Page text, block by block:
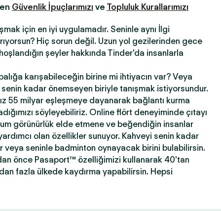
Güvenlik İpuçlarımızı ve Topluluk Kurallarımızı
için en iyi uygulamadır. Seninle aynı İlgi
Hiç sorun değil. Uzun yol gezilerinden gece
şeyler hakkında Tinder'da insanlarla
karışabileceğin birine mi ihtiyacın var? Veya
kadar önemseyen biriyle tanışmak istiyorsundur.
55 milyar eşleşmeye dayanarak bağlantı kurma
söyleyebiliriz. Online flört deneyiminde çıtayı
görünürlük elde etmene ve beğendiğin insanlar
olan özellikler sunuyor. Kahveyi senin kadar
veya seninle badminton oynayacak birini bulabilirsin.
önce Pasaport™ özelliğimizi kullanarak 40'tan
fazla ülkede kaydırma yapabilirsin. Hepsi